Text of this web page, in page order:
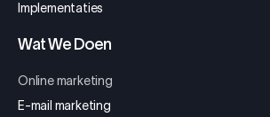
Implementaties
Wat We Doen
Online marketing
E-mail marketing